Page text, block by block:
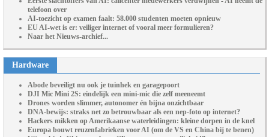
telefoon over
AI-toezicht op examen faalt: 58.000 studenten moeten opnieuw
EU AI-wet is er: veiliger internet of vooral meer formulieren?
Naar het Nieuws-archief...
Hardware
Abode beveiligt nu ook je tuinhek en garagepoort
DJI Mic Mini 2S: eindelijk een mini-mic die zelf meeneemt
Drones worden slimmer, autonomer én bijna onzichtbaar
DNA-bewijs: straks net zo betrouwbaar als een nep-foto op internet?
Hackers mikken op Amerikaanse waterleidingen: kleine dorpen in de knel
Europa bouwt reuzenfabrieken voor AI (om de VS en China bij te benen)